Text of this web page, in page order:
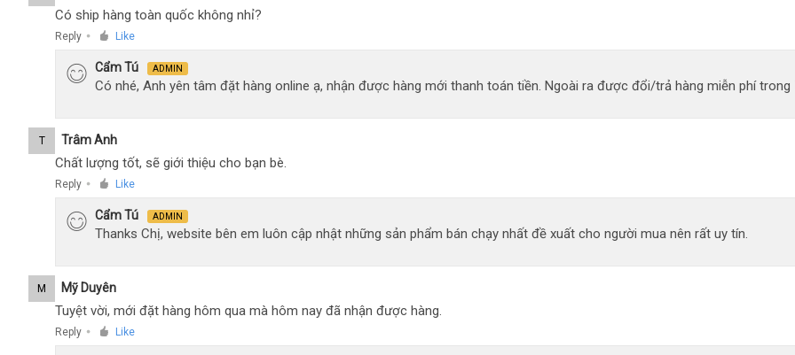
Có ship hàng toàn quốc không nhỉ?
Reply ● Like
Cẩm Tú ADMIN
Có nhé, Anh yên tâm đặt hàng online ạ, nhận được hàng mới thanh toán tiền. Ngoài ra được đổi/trả hàng miễn phí trong
T Trâm Anh
Chất lượng tốt, sẽ giới thiệu cho bạn bè.
Reply ● Like
Cẩm Tú ADMIN
Thanks Chị, website bên em luôn cập nhật những sản phẩm bán chạy nhất đề xuất cho người mua nên rất uy tín.
M Mỹ Duyên
Tuyệt vời, mới đặt hàng hôm qua mà hôm nay đã nhận được hàng.
Reply ● Like